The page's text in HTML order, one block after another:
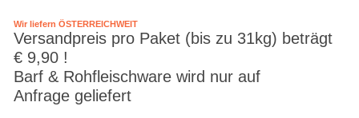
Wir liefern ÖSTERREICHWEIT
Versandpreis pro Paket (bis zu 31kg) beträgt
€ 9,90 !
Barf & Rohfleischware wird nur auf
Anfrage geliefert